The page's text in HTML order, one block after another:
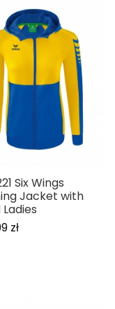
Six Wings
Jacket with
zł